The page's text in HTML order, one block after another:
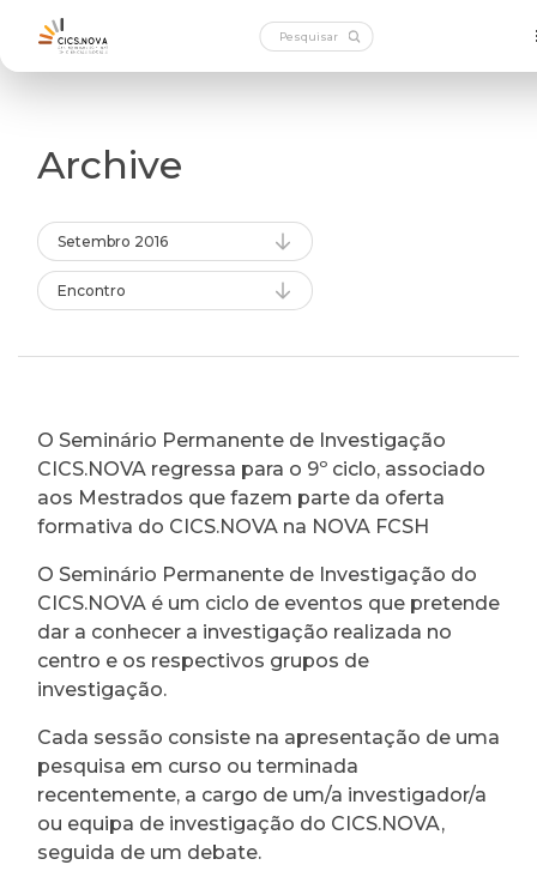
Archive
Setembro 2016
Encontro
O Seminário Permanente de Investigação
CICS.NOVA regressa para o 9º ciclo, associado
aos Mestrados que fazem parte da oferta
formativa do CICS.NOVA na NOVA FCSH
O Seminário Permanente de Investigação do
CICS.NOVA é um ciclo de eventos que pretende
dar a conhecer a investigação realizada no
centro e os respectivos grupos de
investigação.
Cada sessão consiste na apresentação de uma
pesquisa em curso ou terminada
recentemente, a cargo de um/a investigador/a
ou equipa de investigação do CICS.NOVA,
seguida de um debate.